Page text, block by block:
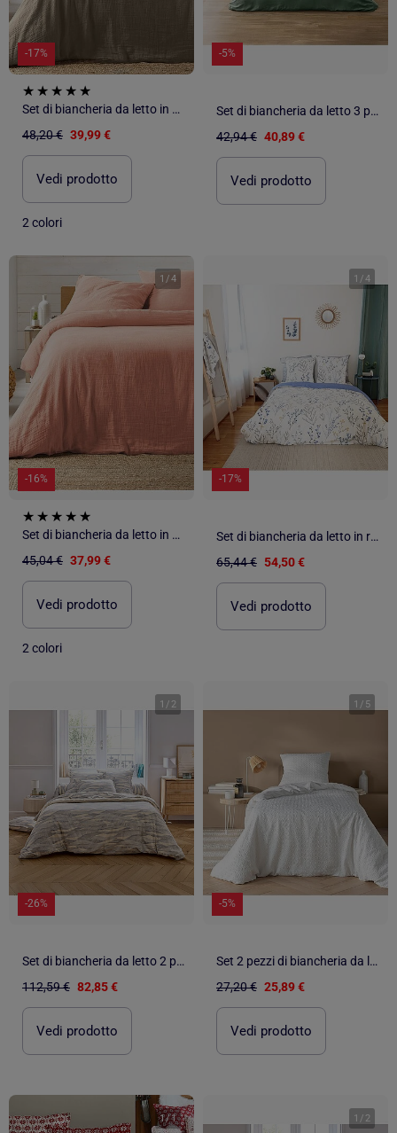
-17%
Set di biancheria da letto in garza di cotone
48,20 € 39,99 €
Vedi prodotto
2 colori
-5%
Set di biancheria da letto 3 pezzi in cotone liscio a rilievo + federe
42,94 € 40,89 €
Vedi prodotto
1 /4
-16%
Set di biancheria da letto in garza di cotone
45,04 € 37,99 €
Vedi prodotto
2 colori
1 /4
-17%
Set di biancheria da letto in raso di cotone dal tocco primaverile
65,44 € 54,50 €
Vedi prodotto
1 / 2
-26%
Set di biancheria da letto 2 pezzi in cotone con motivo ondulato + fodera per cuscino
112,59 € 82,85 €
Vedi prodotto
1 / 5
-5%
Set 2 pezzi di biancheria da letto reversibile in cotone goffrato + federa per cuscino
27,20 € 25,89 €
Vedi prodotto
1/1 1 / 2